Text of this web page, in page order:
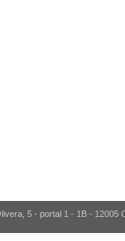
5 - portal 1 - 1B - 12005